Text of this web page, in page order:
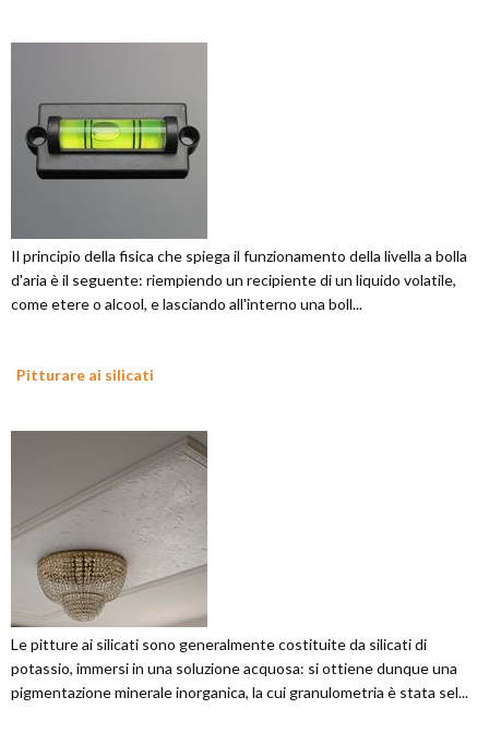
Il principio della fisica che spiega il funzionamento della livella a bolla
d'aria è il seguente: riempiendo un recipiente di un liquido volatile,
come etere o alcool, e lasciando all'interno una boll...
Pitturare ai silicati
Le pitture ai silicati sono generalmente costituite da silicati di
potassio, immersi in una soluzione acquosa: si ottiene dunque una
pigmentazione minerale inorganica, la cui granulometria è stata sel...